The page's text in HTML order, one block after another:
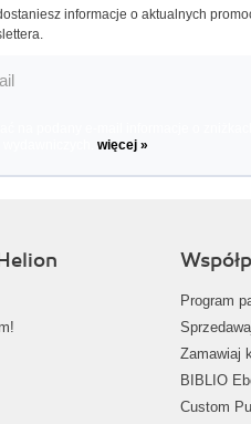
informacje o aktualnych
więcej »
Program
Zamawiaj
BIBLIO
Custom